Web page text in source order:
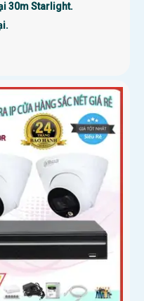
30m Starlight.